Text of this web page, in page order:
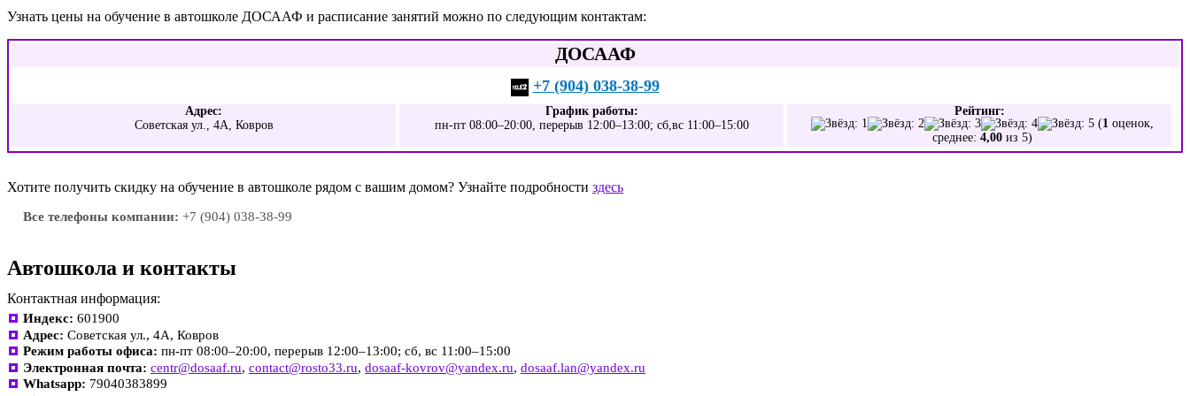
Узнать цены на обучение в автошколе ДОСААФ и расписание занятий можно по следующим контактам:
ДОСААФ
+7 (904) 038-38-99
Адрес:
Советская ул., 4А, Ковров
График работы:
пн-пт 08:00–20:00, перерыв 12:00–13:00; сб,вс 11:00–15:00
Рейтинг:
(1 оценок,
среднее: 4,00 из 5)
Хотите получить скидку на обучение в автошколе рядом с вашим домом? Узнайте подробности здесь
Все телефоны компании: +7 (904) 038-38-99
Автошкола и контакты
Контактная информация:
Индекс: 601900
Адрес: Советская ул., 4А, Ковров
Режим работы офиса: пн-пт 08:00–20:00, перерыв 12:00–13:00; сб, вс 11:00–15:00
Электронная почта: centr@dosaaf.ru, contact@rosto33.ru, dosaaf-kovrov@yandex.ru, dosaaf.lan@yandex.ru
Whatsapp: 79040383899